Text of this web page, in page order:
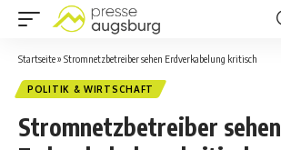
Startseite» Stromnetzbetreiber sehen Erdverkabelung kritisch
POLITIK & WIRTSCHAFT
Stromnetzbetreiber sehen